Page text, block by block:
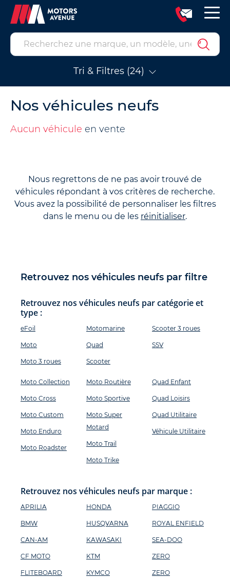
Tri & Filtres (24)
Nos véhicules neufs
Aucun véhicule en vente
Nous regrettons de ne pas avoir trouvé de
véhicules répondant à vos critères de recherche.
Vous avez la possibilité de personnaliser les filtres
dans le menu ou de les réinitialiser.
Retrouvez nos véhicules neufs par filtre
Retrouvez nos véhicules neufs par catégorie et
type :
eFoil
Moto
Moto 3 roues
Motomarine
Quad
Scooter
Scooter 3 roues
SSV
Moto Collection
Moto Cross
Moto Custom
Moto Enduro
Moto Roadster
Moto Routière
Moto Sportive
Moto Super
Motard
Moto Trail
Moto Trike
Quad Enfant
Quad Loisirs
Quad Utilitaire
Véhicule Utilitaire
Retrouvez nos véhicules neufs par marque :
APRILIA
BMW
CAN-AM
CF MOTO
FLITEBOARD
HONDA
HUSQVARNA
KAWASAKI
KTM
KYMCO
PIAGGIO
ROYAL ENFIELD
SEA-DOO
ZERO
ZERO